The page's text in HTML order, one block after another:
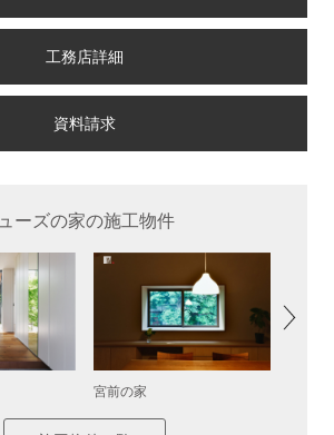
工務店詳細
ーズの家の施工物件
宮前の家